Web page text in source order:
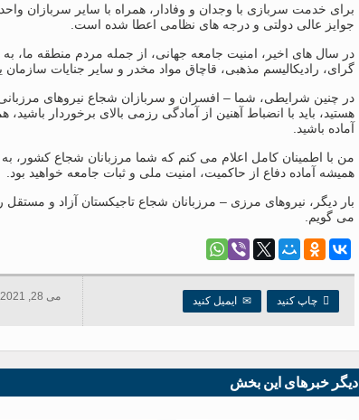
برای خدمت سربازی با وجدان و وفادار، همراه با سایر سربازان
جوایز عالی دولتی و درجه های نظامی اعطا شده است.
در سال های اخیر، امنیت جامعه جهانی، از جمله مردم منطقه
گرای، رادیکالیسم مذهبی، قاچاق مواد مخدر و سایر جنایات سازمان
در چنین شرایطی، شما – افسران و سربازان شجاع نیروهای
هستید، باید با انضباط آهنین از آمادگی رزمی بالای برخوردار
آماده باشید.
من با اطمینان کامل اعلام می کنم که شما مرزبانان شجاع کشور،
همیشه آماده دفاع از حاکمیت، امنیت ملی و ثبات جامعه خواهید بود.
می گویم.
 چاپ کنید ✉ ایمیل کنید می 28, 2021 08:00, 285 بازدید ها
دیگر خبرهای این بخش